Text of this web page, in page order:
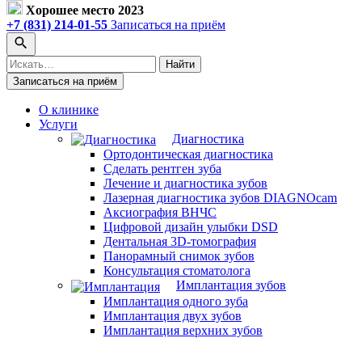
Хорошее место 2023
+7 (831) 214-01-55 Записаться на приём
Поиск
по
сайту
Найти
Записаться на приём
О клинике
Услуги
Диагностика
Ортодонтическая диагностика
Сделать рентген зуба
Лечение и диагностика зубов
Лазерная диагностика зубов DIAGNOcam
Аксиография ВНЧС
Цифровой дизайн улыбки DSD
Дентальная 3D-томография
Панорамный снимок зубов
Консультация стоматолога
Имплантация зубов
Имплантация одного зуба
Имплантация двух зубов
Имплантация верхних зубов